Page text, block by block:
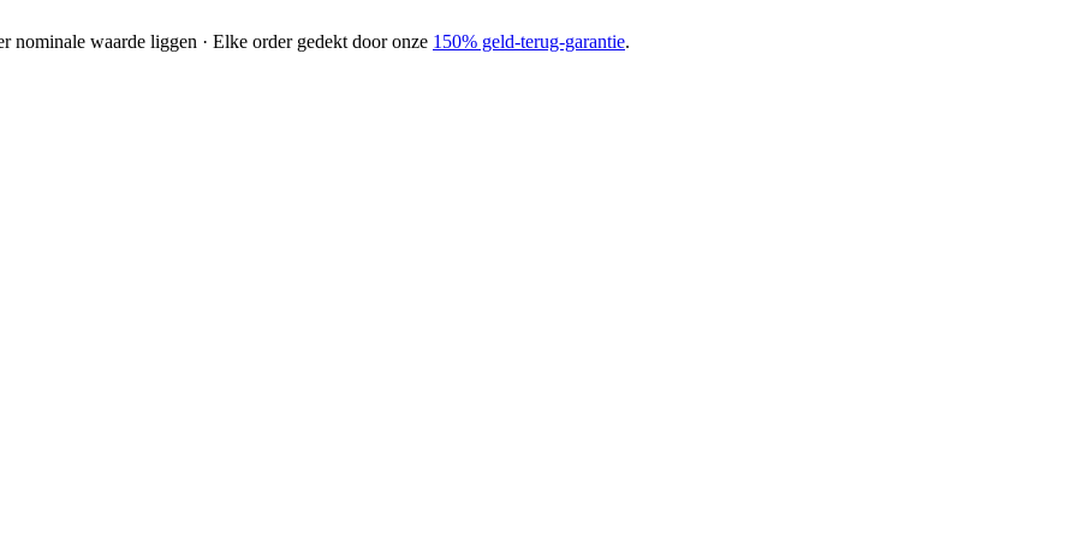
nominale waarde liggen · Elke order gedekt door onze 150% geld-terug-garantie.